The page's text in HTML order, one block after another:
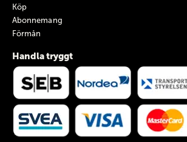
Köp
Abonnemang
Förmån
Handla tryggt